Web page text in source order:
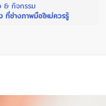
& กิจกรรม
ที่ช่างภาพมือใหม่ควรรู้